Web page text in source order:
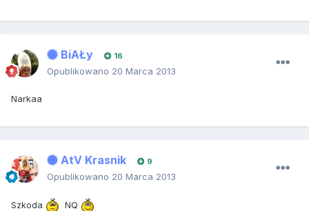
BiAŁy 16
Opublikowano 20 Marca 2013
Narkaa
AtV Krasnik 9
Opublikowano 20 Marca 2013
Szkoda NQ